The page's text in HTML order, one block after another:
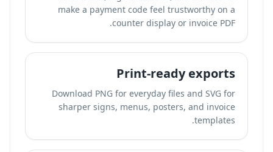
make a payment code feel trustworthy on a
counter display or invoice PDF.
Print-ready exports
Download PNG for everyday files and SVG for
sharper signs, menus, posters, and invoice
templates.